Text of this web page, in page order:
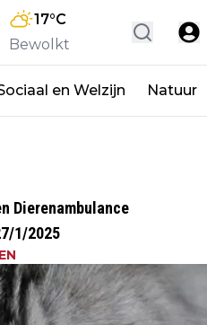
17°C
Bewolkt
en Welzijn Natuur
Dierenambulance
1/2025